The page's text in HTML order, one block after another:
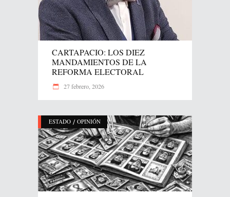
CARTAPACIO: LOS DIEZ
MANDAMIENTOS DE LA
REFORMA ELECTORAL
27 febrero, 2026
ESTADO / OPINIÓN